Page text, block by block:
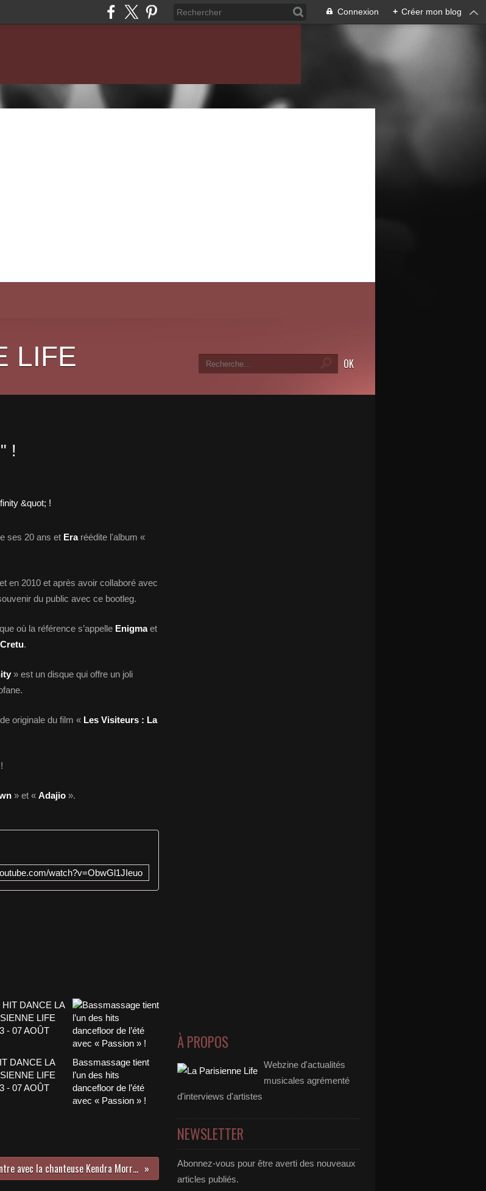
Connexion + Créer mon blog
LIFE
!
ses 20 ans et Eraréédite l'album «
en 2010 et après avoir collaboré avec
du public avec ce bootleg.
où la référence s’appelle Enigmaet
.
» est un disque qui offre un joli
originale du film « Les Visiteurs : La
» et « Adajio ».
watch?v=ObwGl1JIeuo
DANCE LA
LIFE
- 07 AOÛT
Bassmassage tient
l’un des hits
dancefloor de l’été
avec « Passion » !
Rencontre avec la chanteuse Kendra Morris !
À PROPOS
Webzine d'actualités
musicales agrémenté
d'interviews d'artistes
NEWSLETTER
Abonnez-vous pour être averti des nouveaux
articles publiés.